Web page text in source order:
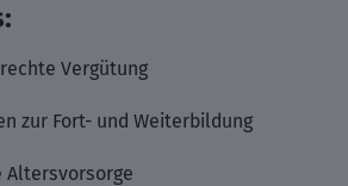
Vergütung
zur Fort- und Weiterbildung
Altersvorsorge